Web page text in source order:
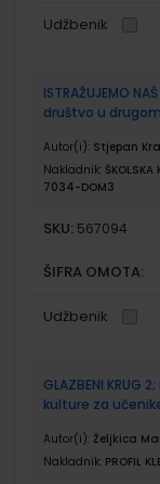
Udžbenik
ISTRAŽUJEMO
društvo u
Autor(i): Stjepan
Nakladnik:
7034-DOM3
SKU: 567094
ŠIFRA OMOTA:
Udžbenik
GLAZBENI
kulture za
Autor(i): Željkica
Nakladnik: PROFIL